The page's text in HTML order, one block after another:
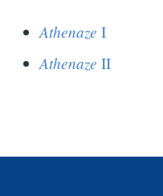
Athenaze I
Athenaze II